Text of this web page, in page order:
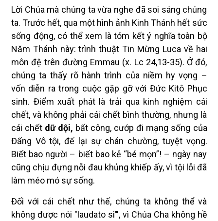
Lời Chúa mà chúng ta vừa nghe đã soi sáng chúng
ta. Trước hết, qua một hình ảnh Kinh Thánh hết sức
sống động, có thể xem là tóm kết ý nghĩa toàn bộ
Năm Thánh này: trình thuật Tin Mừng Luca về hai
môn đệ trên đường Emmau (x. Lc 24,13-35). Ở đó,
chúng ta thấy rõ hành trình của niềm hy vọng –
vốn diễn ra trong cuộc gặp gỡ với Đức Kitô Phục
sinh. Điểm xuất phát là trải qua kinh nghiệm cái
chết, và không phải cái chết bình thường, nhưng là
cái chết dữ dội, bất công, cướp đi mạng sống của
Đấng Vô tội, để lại sự chán chường, tuyệt vọng.
Biết bao người – biết bao kẻ “bé mọn”! – ngày nay
cũng chịu đựng nỗi đau khủng khiếp ấy, vì tội lỗi đã
làm méo mó sự sống.
Đối với cái chết như thế, chúng ta không thể và
không được nói "laudato si’", vì Chúa Cha không hề